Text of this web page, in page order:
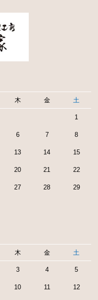
木 金 土
1
6 7 8
13 14 15
20 21 22
27 28 29
木 金 土
3 4 5
10 11 12